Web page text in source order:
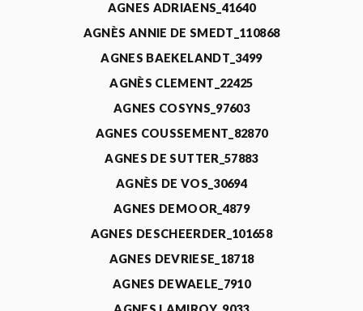
AGNES ADRIAENS_41640
AGNÈS ANNIE DE SMEDT_110868
AGNES BAEKELANDT_3499
AGNÈS CLEMENT_22425
AGNES COSYNS_97603
AGNES COUSSEMENT_82870
AGNES DE SUTTER_57883
AGNÈS DE VOS_30694
AGNES DEMOOR_4879
AGNES DESCHEERDER_101658
AGNES DEVRIESE_18718
AGNES DEWAELE_7910